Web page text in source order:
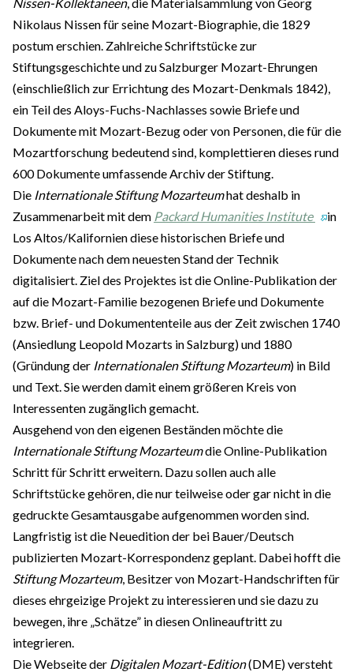
Nikolaus Nissen für seine Mozart-Biographie, die 1829
postum erschien. Zahlreiche Schriftstücke zur
Stiftungsgeschichte und zu Salzburger Mozart-Ehrungen
(einschließlich zur Errichtung des Mozart-Denkmals 1842),
ein Teil des Aloys-Fuchs-Nachlasses sowie Briefe und
Dokumente mit Mozart-Bezug oder von Personen, die für die
Mozartforschung bedeutend sind, komplettieren dieses rund
600 Dokumente umfassende Archiv der Stiftung.
Die Internationale Stiftung Mozarteumhat deshalb in
Zusammenarbeit mit dem Packard Humanities Institute
in
Los Altos/Kalifornien diese historischen Briefe und
Dokumente nach dem neuesten Stand der Technik
digitalisiert. Ziel des Projektes ist die Online-Publikation der
auf die Mozart-Familie bezogenen Briefe und Dokumente
bzw. Brief- und Dokumententeile aus der Zeit zwischen 1740
(Ansiedlung Leopold Mozarts in Salzburg) und 1880
(Gründung der Internationalen Stiftung Mozarteum) in Bild
und Text. Sie werden damit einem größeren Kreis von
Interessenten zugänglich gemacht.
Ausgehend von den eigenen Beständen möchte die
Internationale Stiftung Mozarteumdie Online-Publikation
Schritt für Schritt erweitern. Dazu sollen auch alle
Schriftstücke gehören, die nur teilweise oder gar nicht in die
gedruckte Gesamtausgabe aufgenommen worden sind.
Langfristig ist die Neuedition der bei Bauer/Deutsch
publizierten Mozart-Korrespondenz geplant. Dabei hofft die
Stiftung Mozarteum, Besitzer von Mozart-Handschriften für
dieses ehrgeizige Projekt zu interessieren und sie dazu zu
bewegen, ihre „Schätze” in diesen Onlineauftritt zu
integrieren.
Die Webseite der Digitalen Mozart-Edition(DME) versteht